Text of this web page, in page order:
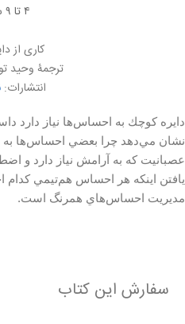
۴ تا ۹ سال
کاری از
ترجمۀ وحيد
انتشارات:
دايره كوچك به احساس‌ها نياز دارد
نشان مي‌دهد چرا بعضي احساس‌ها به
عصبانيت كه به آرامش نياز دارد و
يافتن اينكه هر احساس هم‌تيمي
مديريت احساس‌هاي همرنگ است.
سفارش این کتاب